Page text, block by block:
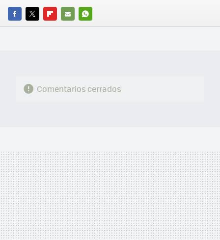
FACEBOOK
TWITTERFLIPBOARD
E-
WHATSAPP
Comentarios cerrados